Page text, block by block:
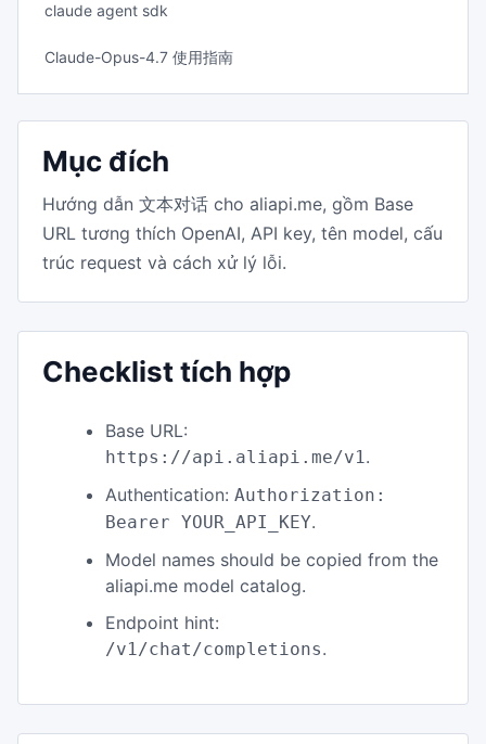
claude agent sdk
Claude-Opus-4.7 使用指南
Mục đích
Hướng dẫn 文本对话 cho aliapi.me, gồm Base
URL tương thích OpenAI, API key, tên model, cấu
trúc request và cách xử lý lỗi.
Checklist tích hợp
Base URL:
https://api.aliapi.me/v1.
Authentication: Authorization:
Bearer YOUR_API_KEY.
Model names should be copied from the
aliapi.me model catalog.
Endpoint hint:
/v1/chat/completions.